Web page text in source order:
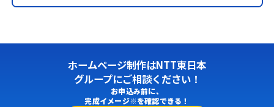
ホームページ制作はNTT東日本
グループにご相談ください！
お申込み前に、
完成イメージ※を確認できる！